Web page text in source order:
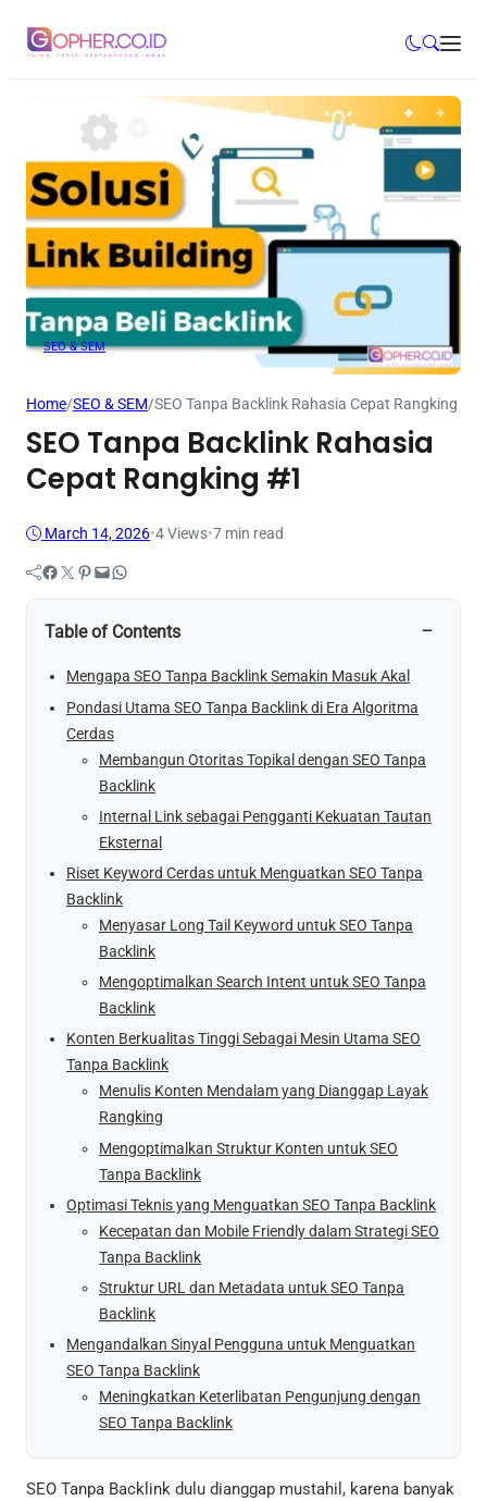
SEO & SEM
Home/SEO & SEM/SEO Tanpa Backlink Rahasia Cepat Rangking #1
SEO Tanpa Backlink Rahasia
Cepat Rangking #1
March 14, 2026•4Views•7 min read
Facebook Twitter Pinterest Mail WhatsApp
Table of Contents −
Mengapa SEO Tanpa Backlink Semakin Masuk Akal
Pondasi Utama SEO Tanpa Backlink di Era Algoritma
Cerdas
Membangun Otoritas Topikal dengan SEO Tanpa
Backlink
Internal Link sebagai Pengganti Kekuatan Tautan
Eksternal
Riset Keyword Cerdas untuk Menguatkan SEO Tanpa
Backlink
Menyasar Long Tail Keyword untuk SEO Tanpa
Backlink
Mengoptimalkan Search Intent untuk SEO Tanpa
Backlink
Konten Berkualitas Tinggi Sebagai Mesin Utama SEO
Tanpa Backlink
Menulis Konten Mendalam yang Dianggap Layak
Rangking
Mengoptimalkan Struktur Konten untuk SEO
Tanpa Backlink
Optimasi Teknis yang Menguatkan SEO Tanpa Backlink
Kecepatan dan Mobile Friendly dalam Strategi SEO
Tanpa Backlink
Struktur URL dan Metadata untuk SEO Tanpa
Backlink
Mengandalkan Sinyal Pengguna untuk Menguatkan
SEO Tanpa Backlink
Meningkatkan Keterlibatan Pengunjung dengan
SEO Tanpa Backlink
SEO Tanpa Backlink dulu dianggap mustahil, karena banyak